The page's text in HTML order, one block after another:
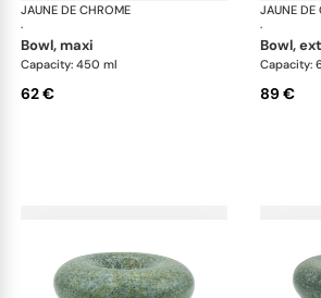
JAUNE DE CHROME
·
Nymphéa
bowl, maxi
Capacity: 450 ml
62 €
JAUNE DE
·
bowl,
Capacity:
89 €